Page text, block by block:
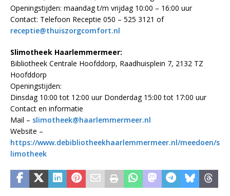
Openingstijden: maandag t/m vrijdag 10:00 – 16:00 uur
Contact: Telefoon Receptie 050 – 525 3121 of
receptie@thuiszorgcomfort.nl
Slimotheek Haarlemmermeer:
Bibliotheek Centrale Hoofddorp, Raadhuisplein 7, 2132 TZ
Hoofddorp
Openingstijden:
Dinsdag 10:00 tot 12:00 uur Donderdag 15:00 tot 17:00 uur
Contact en informatie
Mail – slimotheek@haarlemmermeer.nl
Website –
https://www.debibliotheekhaarlemmermeer.nl/meedoen/s
limotheek